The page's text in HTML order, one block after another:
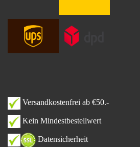
Versandkostenfrei ab €50.-
Kein Mindestbestellwert
Datensicherheit